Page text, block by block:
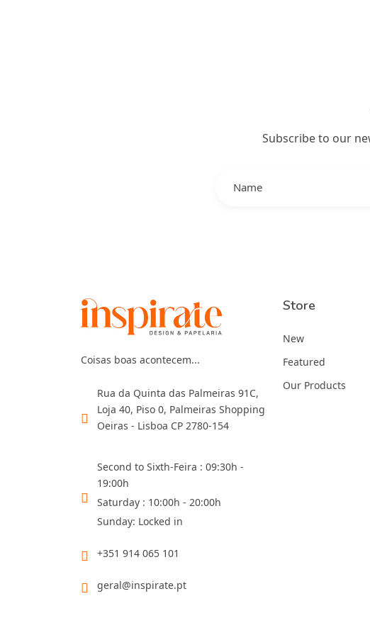
Subscribe to our
Coisas boas acontecem...
Rua da Quinta das Palmeiras 91C,
Loja 40, Piso 0, Palmeiras Shopping
Oeiras - Lisboa CP 2780-154
Second to Sixth-Feira : 09:30h -
19:00h
Saturday : 10:00h - 20:00h
Sunday: Locked in
+351 914 065 101
geral@inspirate.pt
Store
New
Featured
Our Products